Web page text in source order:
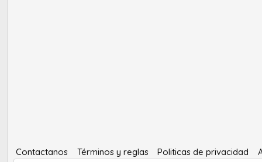
Contactanos Términos y reglas Politicas de privacidad